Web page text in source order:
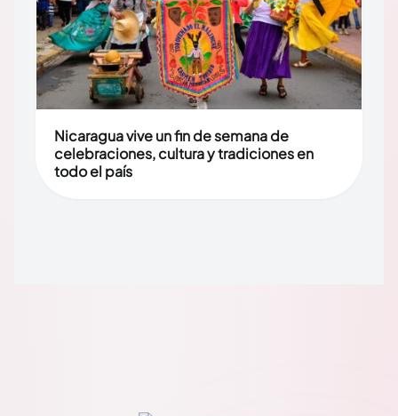
Nicaragua vive un fin de semana de
celebraciones, cultura y tradiciones en
todo el país